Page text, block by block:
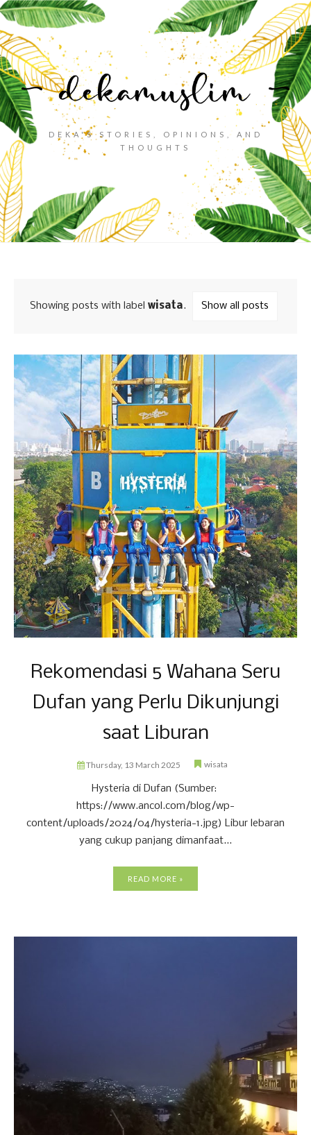
DEKA'S STORIES, OPINIONS, AND
THOUGHTS
Showing posts with label wisata. Show all posts
Rekomendasi 5 Wahana Seru
Dufan yang Perlu Dikunjungi
saat Liburan
Thursday, 13 March 2025 wisata
Hysteria di Dufan (Sumber:
https://www.ancol.com/blog/wp-
content/uploads/2024/04/hysteria-1.jpg) Libur lebaran
yang cukup panjang dimanfaat...
READ MORE »